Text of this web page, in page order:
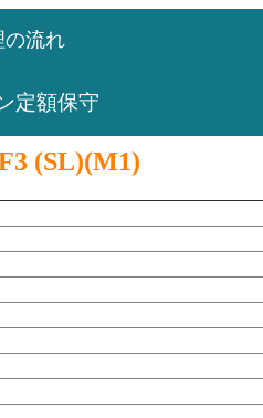
の流れ
定額保守
(SL)(M1)